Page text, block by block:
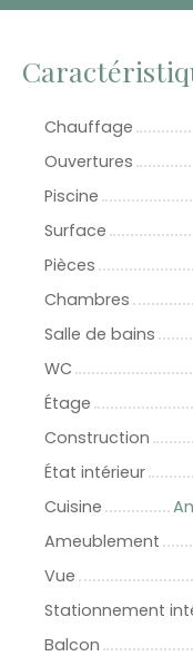
Chauffage
Ouvertures
Piscine
Surface
Pièces
Chambres
Salle de bains
WC
Étage
Construction
État intérieur
Cuisine
Ameublement
Vue
Stationnement
Balcon